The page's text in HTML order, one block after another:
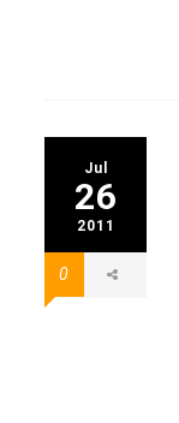
Jul
26
2011
0